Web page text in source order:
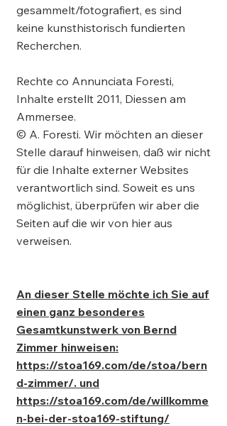
gesammelt/fotografiert, es sind
keine kunsthistorisch fundierten
Recherchen.
Rechte co Annunciata Foresti,
Inhalte erstellt 2011, Diessen am
Ammersee.
© A. Foresti. Wir möchten an dieser
Stelle darauf hinweisen, daß wir nicht
für die Inhalte externer Websites
verantwortlich sind. Soweit es uns
möglichist, überprüfen wir aber die
Seiten auf die wir von hier aus
verweisen.
An dieser Stelle möchte ich Sie auf
einen ganz besonderes
Gesamtkunstwerk von Bernd
Zimmer hinweisen:
https://stoa169.com/de/stoa/bern
d-zimmer/. und
https://stoa169.com/de/willkomme
n-bei-der-stoa169-stiftung/